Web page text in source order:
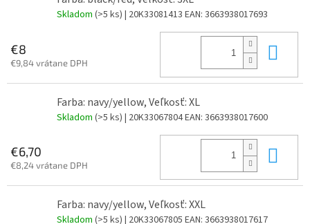
Skladom (>5 ks) | 20K33081413 EAN: 3663938017693
€8
€9,84 vrátane DPH
Farba: navy/yellow, Veľkosť: XL
Skladom (>5 ks) | 20K33067804EAN: 3663938017600
€6,70
€8,24 vrátane DPH
Farba: navy/yellow, Veľkosť: XXL
Skladom (>5 ks) | 20K33067805 EAN: 3663938017617